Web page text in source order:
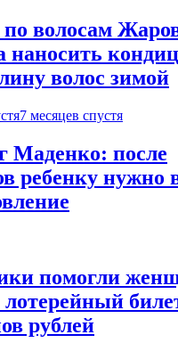
волосам
наносить
волос зимой
7 месяцев спустя
Маденко: после
ребенку нужно
помогли
лотерейный
рублей